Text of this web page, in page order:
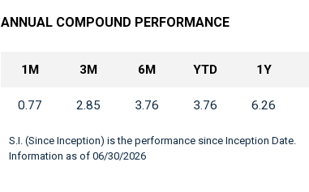
ANNUAL COMPOUND PERFORMANCE
1M 3M 6M YTD 1Y
0.77 2.85 3.76 3.76 6.26
S.I. (Since Inception) is the performance since Inception Date.
Information as of 06/30/2026